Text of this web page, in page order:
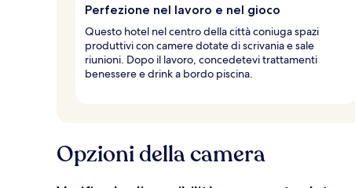
Perfezione nel lavoro e nel gioco
Questo hotel nel centro della città coniuga spazi
produttivi con camere dotate di scrivania e sale
riunioni. Dopo il lavoro, concedetevi trattamenti
benessere e drink a bordo piscina.
Opzioni della camera